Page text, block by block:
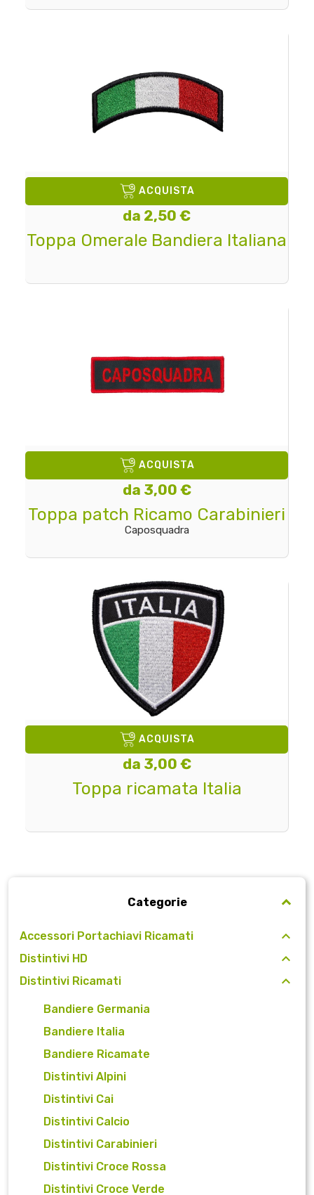
Categorie
Accessori Portachiavi Ricamati
Distintivi HD
Distintivi Ricamati
Bandiere Germania
Bandiere Italia
Bandiere Ricamate
Distintivi Alpini
Distintivi Cai
Distintivi Calcio
Distintivi Carabinieri
Distintivi Croce Rossa
Distintivi Croce Verde
ACQUISTA
da 2,50 €
Toppa Omerale Bandiera Italiana
ACQUISTA
da 3,00 €
Toppa patch Ricamo Carabinieri
Caposquadra
ACQUISTA
da 3,00 €
Toppa ricamata Italia